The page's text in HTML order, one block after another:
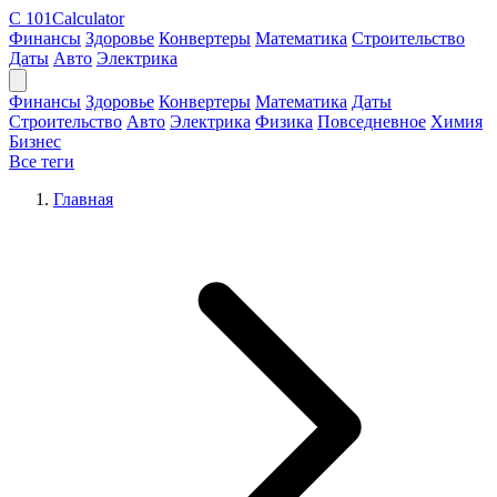
C 101Calculator
Финансы Здоровье Конвертеры Математика Строительство
Даты Авто Электрика
Финансы Здоровье Конвертеры Математика Даты
Строительство Авто Электрика Физика Повседневное Химия
Бизнес
Все теги
Главная